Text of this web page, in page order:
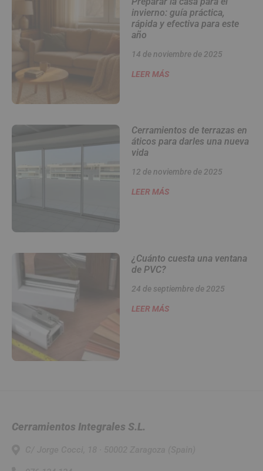
invierno: guía práctica,
rápida y efectiva para este
año
14 de noviembre de 2025
LEER MÁS
Cerramientos de terrazas en
áticos para darles una nueva
vida
12 de noviembre de 2025
LEER MÁS
¿Cuánto cuesta una ventana
de PVC?
24 de septiembre de 2025
LEER MÁS
Cerramientos Integrales S.L.